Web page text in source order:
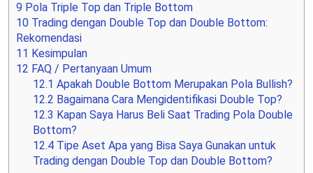
9 Pola Triple Top dan Triple Bottom
10 Trading dengan Double Top dan Double Bottom:
Rekomendasi
11 Kesimpulan
12 FAQ / Pertanyaan Umum
12.1 Apakah Double Bottom Merupakan Pola Bullish?
12.2 Bagaimana Cara Mengidentifikasi Double Top?
12.3 Kapan Saya Harus Beli Saat Trading Pola Double
Bottom?
12.4 Tipe Aset Apa yang Bisa Saya Gunakan untuk
Trading dengan Double Top dan Double Bottom?